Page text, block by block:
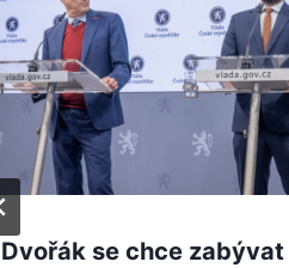
Dvořák se chce zabývat